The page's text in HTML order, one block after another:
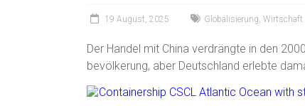
19 August, 2025 Globalisierung Wirtschaft
Der Handel mit China verdrängte in den
bevölkerung, aber Deutschland erlebte